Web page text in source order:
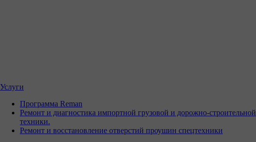
Услуги
Программа Reman
Ремонт и диагностика импортной грузовой и дорожно-строительной
техники.
Ремонт и восстановление отверстий проушин спецтехники